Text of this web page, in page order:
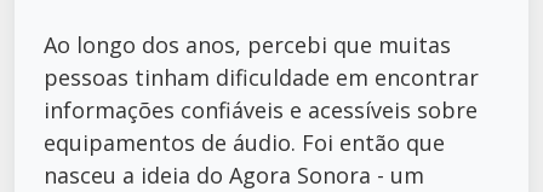
Ao longo dos anos, percebi que muitas
pessoas tinham dificuldade em encontrar
informações confiáveis e acessíveis sobre
equipamentos de áudio. Foi então que
nasceu a ideia do Agora Sonora - um